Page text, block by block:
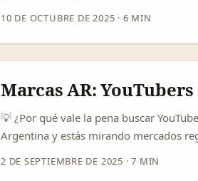
miles de millones— empuja a
cambio de producto o equity
10 DE OCTUBRE DE 2025 · 6 MIN
Marcas AR:
💡 ¿Por qué vale la pena buscar
Argentina y estás mirando mercados
2 DE SEPTIEMBRE DE 2025 ·7 MIN